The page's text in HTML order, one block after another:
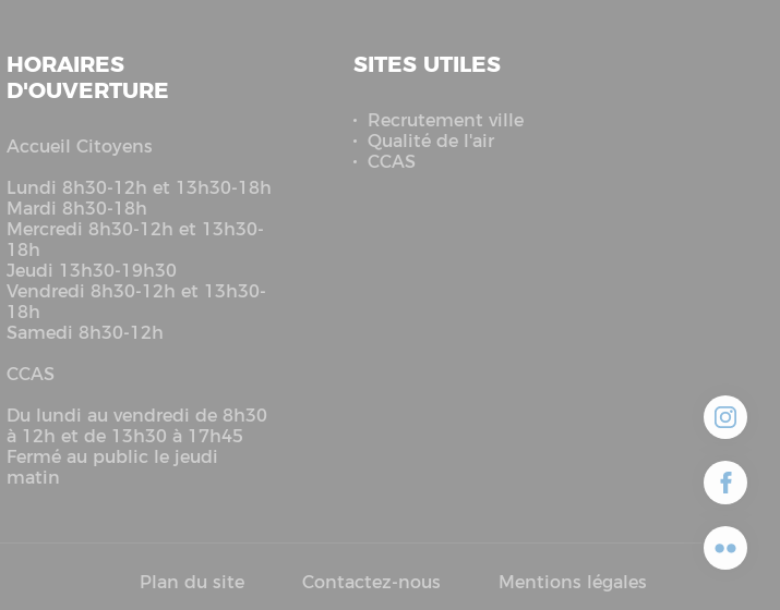
HORAIRES
D'OUVERTURE
Accueil Citoyens
Lundi 8h30-12h et 13h30-18h
Mardi 8h30-18h
Mercredi 8h30-12h et 13h30-
18h
Jeudi 13h30-19h30
Vendredi 8h30-12h et 13h30-
18h
Samedi 8h30-12h
CCAS
Du lundi au vendredi de 8h30
à 12h et de 13h30 à 17h45
Fermé au public le jeudi
matin
SITES UTILES
Recrutement ville
Qualité de l'air
CCAS
Plan du site Contactez-nous Mentions légales